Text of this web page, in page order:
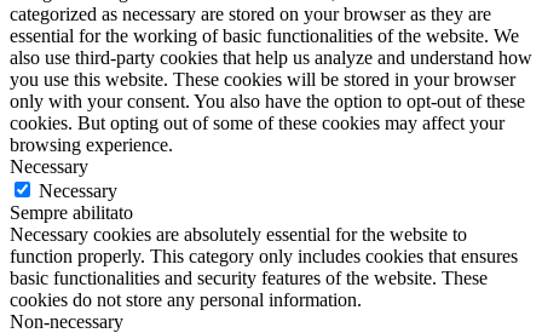
categorized as necessary are stored on your browser as they are
essential for the working of basic functionalities of the website. We
also use third-party cookies that help us analyze and understand how
you use this website. These cookies will be stored in your browser
only with your consent. You also have the option to opt-out of these
cookies. But opting out of some of these cookies may affect your
browsing experience.
Necessary
Necessary
Sempre abilitato
Necessary cookies are absolutely essential for the website to
function properly. This category only includes cookies that ensures
basic functionalities and security features of the website. These
cookies do not store any personal information.
Non-necessary